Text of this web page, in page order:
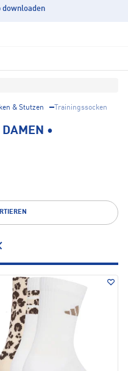
downloaden
& Stutzen Trainingssocken
DAMEN •